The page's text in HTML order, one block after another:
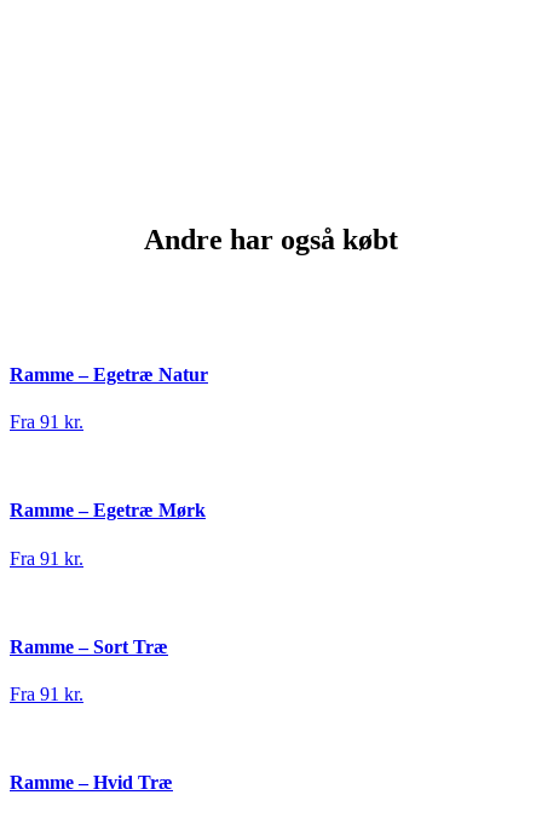
Andre har også købt
Ramme – Egetræ Natur
Fra 91 kr.
Ramme – Egetræ Mørk
Fra 91 kr.
Ramme – Sort Træ
Fra 91 kr.
Ramme – Hvid Træ